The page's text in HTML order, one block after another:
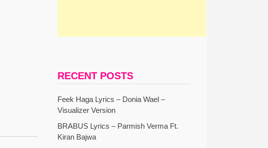
RECENT POSTS
Feek Haga Lyrics – Donia Wael –
Visualizer Version
BRABUS Lyrics – Parmish Verma Ft.
Kiran Bajwa